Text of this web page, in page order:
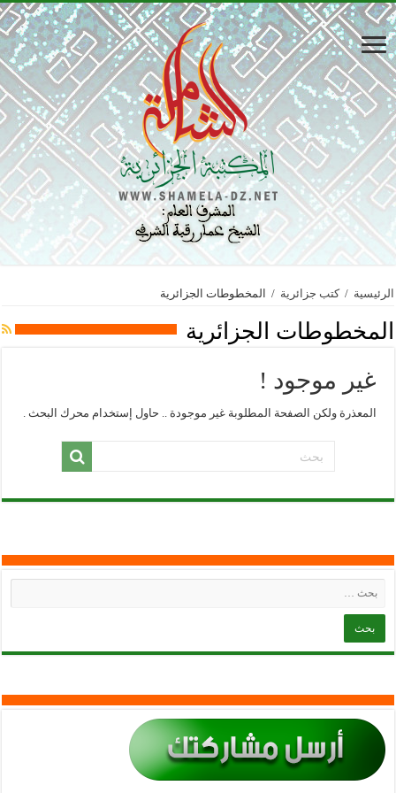
الرئيسية / كتب جزائرية / المخطوطات الجزائرية
المخطوطات الجزائرية
غير موجود !
المعذرة ولكن الصفحة المطلوبة غير موجودة .. حاول إستخدام محرك البحث .